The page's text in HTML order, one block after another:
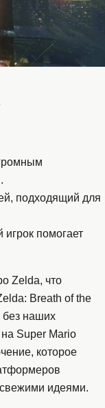
подходящий для
помогает
Zelda, что
Breath of the
без наших
Super Mario
которое
идеями.